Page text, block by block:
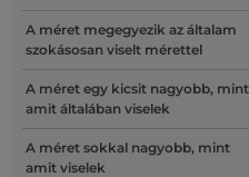
A méret megegyezik az általam
szokásosan viselt mérettel
A méret egy kicsit nagyobb, mint
amit általában viselek
A méret sokkal nagyobb, mint
amit viselek